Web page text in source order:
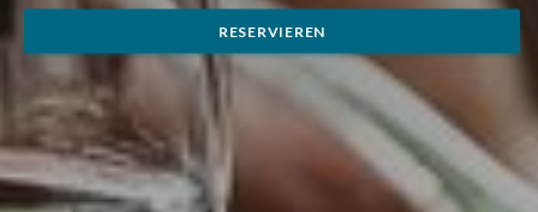
RESERVIEREN